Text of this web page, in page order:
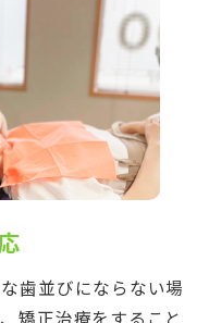
歯並びにならない場